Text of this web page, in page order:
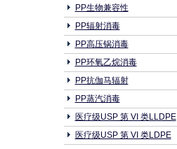
PP生物兼容性
PP辐射消毒
PP高压锅消毒
PP环氧乙烷消毒
PP抗伽马辐射
PP蒸汽消毒
医疗级USP 第 VI 类LLDPE
医疗级USP 第 VI 类LDPE